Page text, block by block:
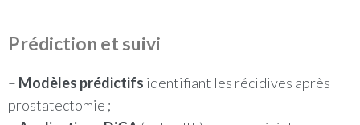
Prédiction et suivi
– Modèles prédictifs identifiant les récidives après
prostatectomie ;